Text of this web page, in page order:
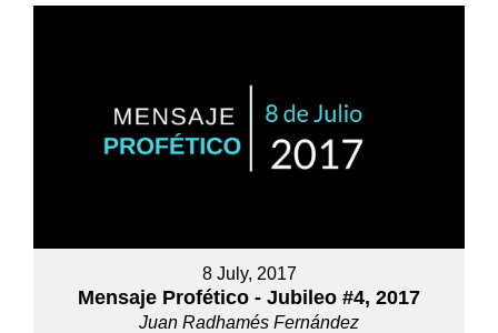
8 July, 2017
Mensaje Profético - Jubileo #4, 2017
Juan Radhamés Fernández